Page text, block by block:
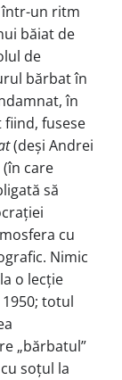
într-un ritm
băiat de
de
bărbat în
în
fusese
(deşi Andrei
care
să
cu
Nimic
o lecţie
totul
„bărbatul”
soţul la